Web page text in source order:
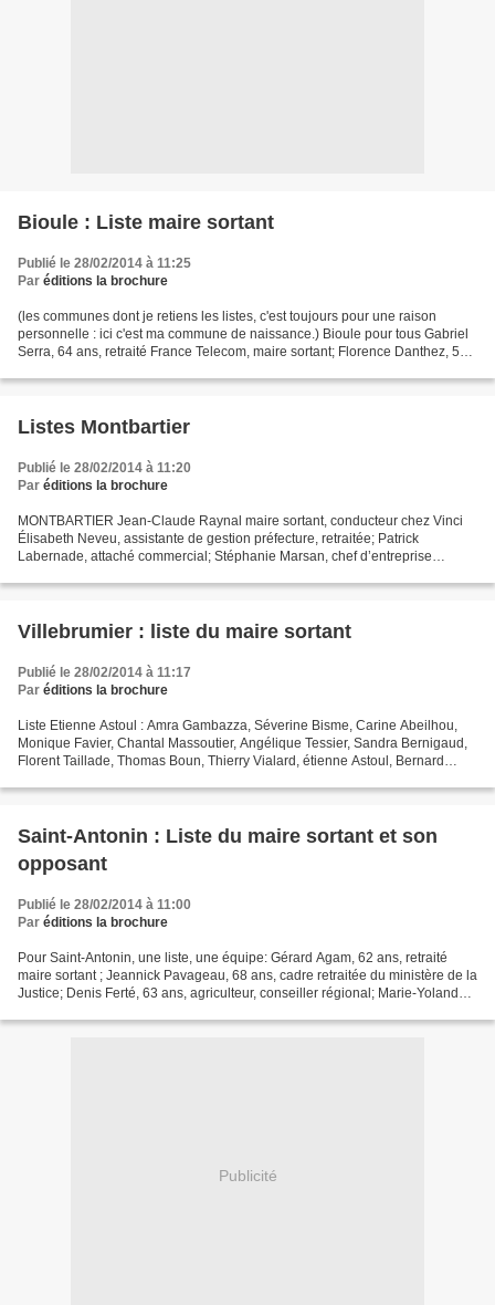
Bioule : Liste maire sortant
Publié le 28/02/2014 à 11:25
Par éditions la brochure
(les communes dont je retiens les listes, c'est toujours pour une raison
personnelle : ici c'est ma commune de naissance.) Bioule pour tous Gabriel
Serra, 64 ans, retraité France Telecom, maire sortant; Florence Danthez, 52
Listes Montbartier
Publié le 28/02/2014 à 11:20
Par éditions la brochure
MONTBARTIER Jean-Claude Raynal maire sortant, conducteur chez Vinci
Élisabeth Neveu, assistante de gestion préfecture, retraitée; Patrick
Labernade, attaché commercial; Stéphanie Marsan, chef d’entreprise
Villebrumier : liste du maire sortant
Publié le 28/02/2014 à 11:17
Par éditions la brochure
Liste Etienne Astoul : Amra Gambazza, Séverine Bisme, Carine Abeilhou,
Monique Favier, Chantal Massoutier, Angélique Tessier, Sandra Bernigaud,
Florent Taillade, Thomas Boun, Thierry Vialard, étienne Astoul, Bernard
Saint-Antonin : Liste du maire sortant et son
opposant
Publié le 28/02/2014 à 11:00
Par éditions la brochure
Pour Saint-Antonin, une liste, une équipe: Gérard Agam, 62 ans, retraité
maire sortant ; Jeannick Pavageau, 68 ans, cadre retraitée du ministère de la
Justice; Denis Ferté, 63 ans, agriculteur, conseiller régional; Marie-Yolande
Publicité